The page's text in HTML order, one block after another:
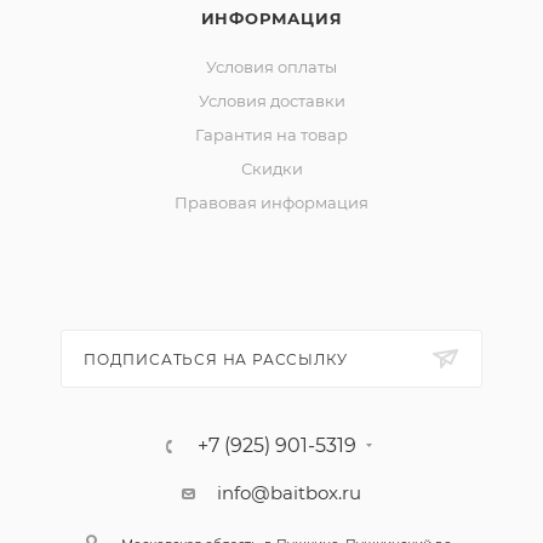
ИНФОРМАЦИЯ
Условия оплаты
Условия доставки
Гарантия на товар
Скидки
Правовая информация
ПОДПИСАТЬСЯ НА РАССЫЛКУ
+7 (925) 901-5319
info@baitbox.ru